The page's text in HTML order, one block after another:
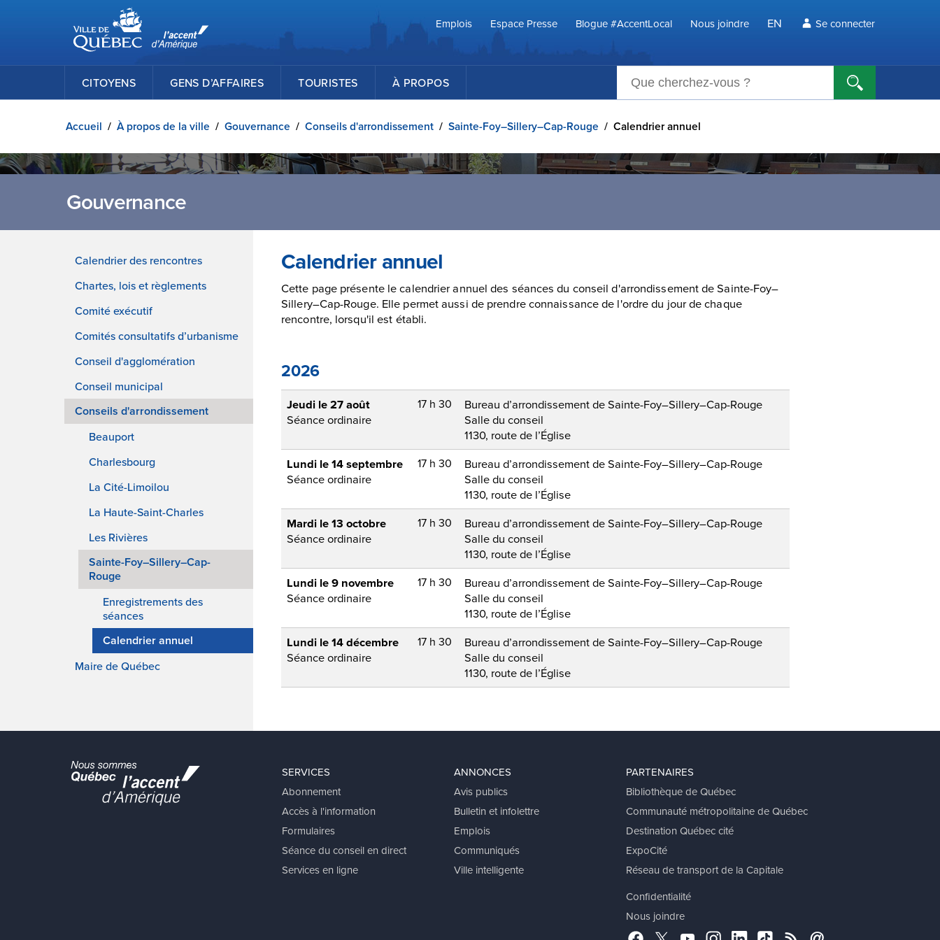
Passer au contenu principal
Ville de Québec
Emplois
Espace Presse Blogue #AccentLocal Nous joindre EN Se connecter
CITOYENS GENS D’AFFAIRES TOURISTES À PROPOS
Accueil / À propos de la ville / Gouvernance / Conseils d'arrondissement / Sainte-Foy–Sillery–Cap-Rouge / Calendrier annuel
Gouvernance
Calendrier des rencontres
Chartes, lois et règlements
Comité exécutif
Comités consultatifs d’urbanisme
Conseil d'agglomération
Conseil municipal
Conseils d'arrondissement
Beauport
Charlesbourg
La Cité-Limoilou
La Haute-Saint-Charles
Les Rivières
Sainte-Foy–Sillery–Cap-
Rouge
Enregistrements des
séances
Calendrier annuel
Maire de Québec
Calendrier annuel
Cette page présente le calendrier annuel des séances du conseil d'arrondissement de Sainte-Foy–
Sillery–Cap-Rouge. Elle permet aussi de prendre connaissance de l'ordre du jour de chaque
rencontre, lorsqu'il est établi.
SERVICES
Abonnement
Accès à l'information
Formulaires
Séance du conseil en direct
Services en ligne
ANNONCES
Avis publics
Bulletin et infolettre
Emplois
Communiqués
Ville intelligente
PARTENAIRES
Bibliothèque de Québec
Communauté métropolitaine de Québec
Destination Québec cité
ExpoCité
Réseau de transport de la Capitale
Confidentialité
Nous joindre
FacebookTwitterYouTubeInstagramLinkedInTikTokRSS Abonnement